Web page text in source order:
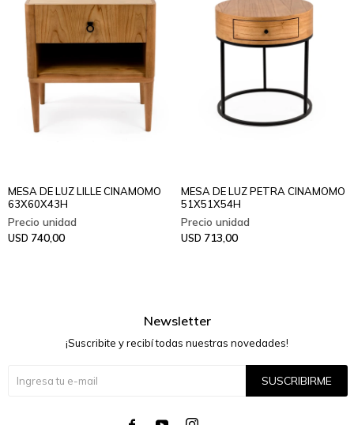
MESA DE LUZ LILLE CINAMOMO
63X60X43H
USD 740,00
MESA DE LUZ PETRA CINAMOMO
51X51X54H
USD 713,00
Newsletter
¡Suscribite y recibí todas nuestras novedades!
SUSCRIBIRME